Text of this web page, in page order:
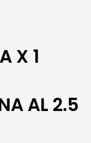
X 1
AL 2.5